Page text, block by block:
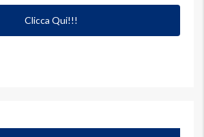
Clicca Qui!!!